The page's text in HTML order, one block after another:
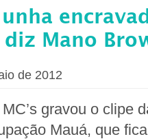
diz Mano
de 2012
gravou o clipe
Mauá, que